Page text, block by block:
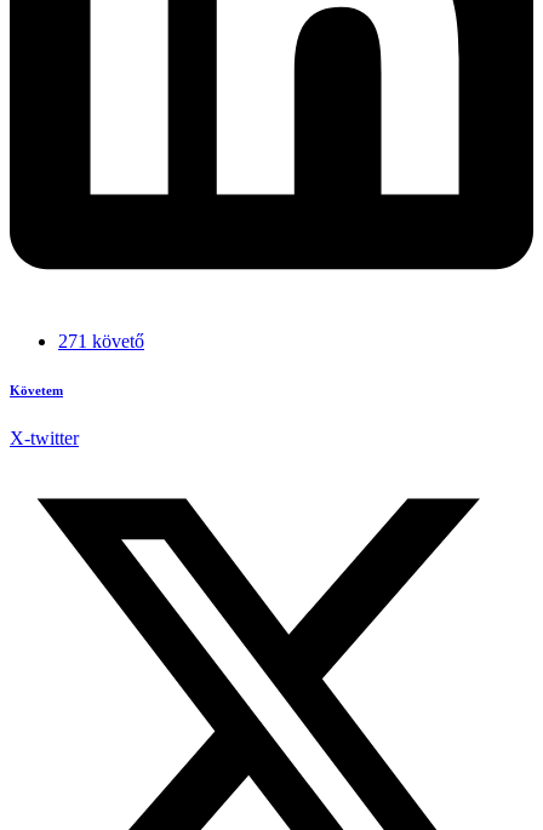
271 követő
Követem
X-twitter